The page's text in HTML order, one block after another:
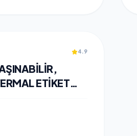
4.9
ETIKET